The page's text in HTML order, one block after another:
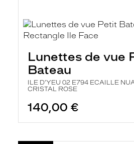
Lunettes de vue
Bateau
ILE D'YEU 02 E794 ECAILLE
CRISTAL ROSE
140,00 €